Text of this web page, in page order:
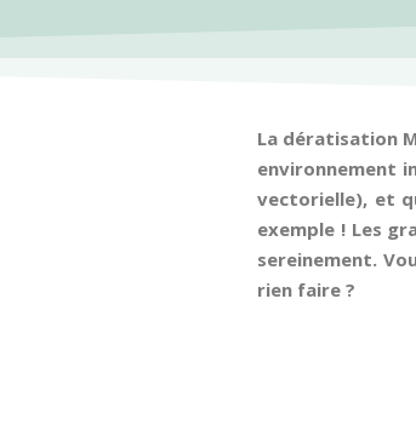
La dératisation
environnement
vectorielle), et
exemple ! Les
sereinement.
rien faire ?